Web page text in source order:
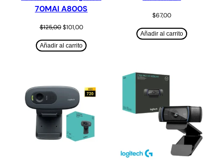
70MAI A800S
$125,00 $101,00
Añadir al carrito
$67,00
Añadir al carrito